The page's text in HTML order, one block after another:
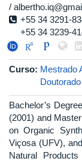
+55 34 3291-
+55 34 3239-
Curso: Mestrado
Doutorado
Bachelor’s
(2001) and
on Organic
Viçosa (UFV),
Natural